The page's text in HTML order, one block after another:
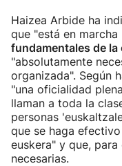
Haizea Arbide ha
que "está en marcha
fundamentales de
"absolutamente
organizada". Según
"una oficialidad
llaman a toda la
personas
que se haga
euskera" y que,
necesarias.